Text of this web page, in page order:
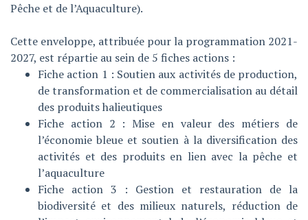
Pêche et de l’Aquaculture).
Cette enveloppe, attribuée pour la programmation 2021-
2027, est répartie au sein de 5 fiches actions :
Fiche action 1 : Soutien aux activités de production,
de transformation et de commercialisation au détail
des produits halieutiques
Fiche action 2 : Mise en valeur des métiers de
l’économie bleue et soutien à la diversification des
activités et des produits en lien avec la pêche et
l’aquaculture
Fiche action 3 : Gestion et restauration de la
biodiversité et des milieux naturels, réduction de